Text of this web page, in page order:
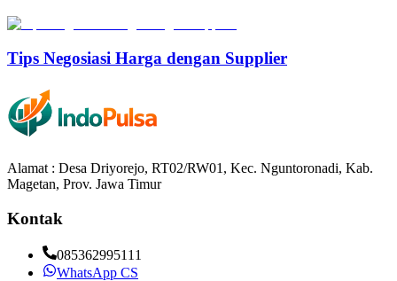
Tips Negosiasi Harga dengan Supplier
Alamat : Desa Driyorejo, RT02/RW01, Kec. Nguntoronadi, Kab.
Magetan, Prov. Jawa Timur
Kontak
085362995111
WhatsApp CS